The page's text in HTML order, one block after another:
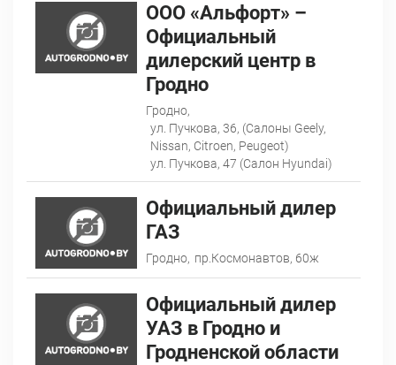
ООО «Альфорт» –
Официальный
дилерский центр в
Гродно
Гродно,
ул. Пучкова, 36, (Салоны Geely,
Nissan, Citroen, Peugeot)
ул. Пучкова, 47 (Салон Hyundai)
Официальный дилер
ГАЗ
Гродно, пр.Космонавтов, 60ж
Официальный дилер
УАЗ в Гродно и
Гродненской области